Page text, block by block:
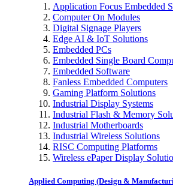
Application Focus Embedded
Computer On Modules
Digital Signage Players
Edge AI & IoT Solutions
Embedded PCs
Embedded Single Board
Embedded Software
Fanless Embedded Computers
Gaming Platform Solutions
Industrial Display Systems
Industrial Flash & Memory
Industrial Motherboards
Industrial Wireless Solutions
RISC Computing Platforms
Wireless ePaper Display
Applied Computing (Design &